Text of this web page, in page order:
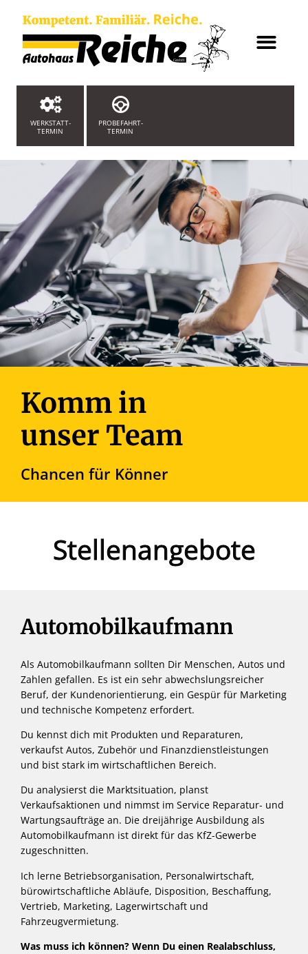
WERKSTATT-
TERMIN
PROBEFAHRT-
TERMIN
Komm in
unser Team
Chancen für Könner
Stellenangebote
Automobilkaufmann
Als Automobilkaufmann sollten Dir Menschen, Autos und
Zahlen gefallen. Es ist ein sehr abwechslungsreicher
Beruf, der Kundenorientierung, ein Gespür für Marketing
und technische Kompetenz erfordert.
Du kennst dich mit Produkten und Reparaturen,
verkaufst Autos, Zubehör und Finanzdienstleistungen
und bist stark im wirtschaftlichen Bereich.
Du analysierst die Marktsituation, planst
Verkaufsaktionen und nimmst im Service Reparatur- und
Wartungsaufträge an. Die dreijährige Ausbildung als
Automobilkaufmann ist direkt für das KfZ-Gewerbe
zugeschnitten.
Ich lerne Betriebsorganisation, Personalwirtschaft,
bürowirtschaftliche Abläufe, Disposition, Beschaffung,
Vertrieb, Marketing, Lagerwirtschaft und
Fahrzeugvermietung.
Was muss ich können? Wenn Du einen Realabschluss,